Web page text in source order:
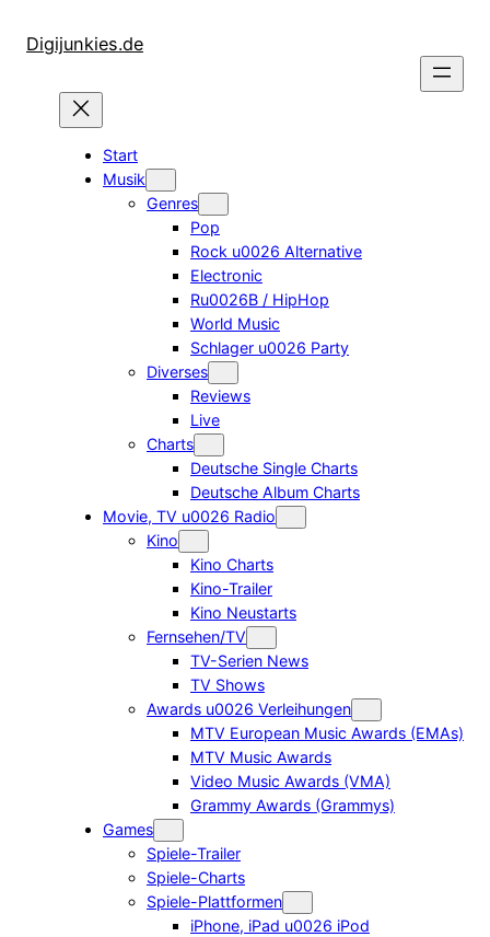
InhaltDigijunkies.de
Start
Musik
Genres
Pop
Rock u0026 Alternative
Electronic
Ru0026B / HipHop
World Music
Schlager u0026 Party
Diverses
Reviews
Live
Charts
Deutsche Single Charts
Deutsche Album Charts
Movie, TV u0026 Radio
Kino
Kino Charts
Kino-Trailer
Kino Neustarts
Fernsehen/TV
TV-Serien News
TV Shows
Awards u0026 Verleihungen
MTV European Music Awards (EMAs)
MTV Music Awards
Video Music Awards (VMA)
Grammy Awards (Grammys)
Games
Spiele-Trailer
Spiele-Charts
Spiele-Plattformen
iPhone, iPad u0026 iPod